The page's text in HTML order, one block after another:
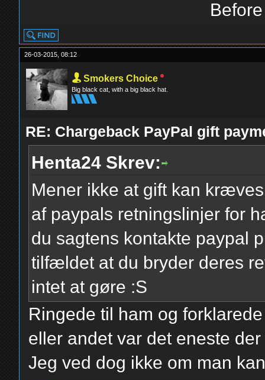
26-03-2015, 08:12
Smokers Choice
Big black cat, with a big black hat.
RE: Chargeback PayPal gift
Henta24 Skrev:
Mener ikke at gift kan
af paypals retningslinjer for
du sagtens kontakte paypal
tilfældet at du bryder deres
intet at gøre :S
Ringede til ham og
eller andet var det eneste
Jeg ved dog ikke om man